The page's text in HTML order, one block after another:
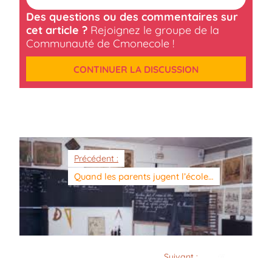
Des questions ou des commentaires sur
cet article ?Rejoignez le groupe de la
Communauté de Cmonecole !
CONTINUER LA DISCUSSION
Précédent :
Quand les parents jugent l’école…